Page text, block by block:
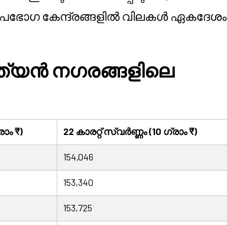
കേന്ദ്രങ്ങളിൽ വിലകൾ ഏകദേശം
നഗരങ്ങളിലെ
₹) 22 കാരറ്റ് സ്വർണ്ണം (10 ഗ്രാം ₹)
154,046
153,340
153,725